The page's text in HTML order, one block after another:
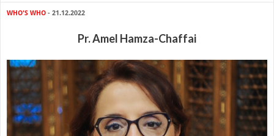
WHO'S WHO - 21.12.2022
Pr. Amel Hamza-Chaffai